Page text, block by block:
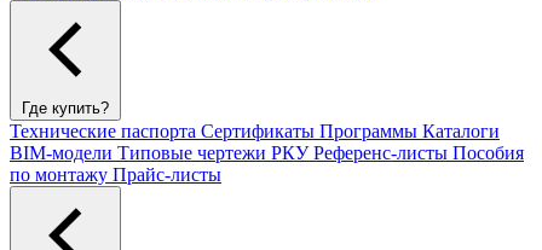
Где купить?
Технические паспорта Сертификаты Программы Каталоги
BIM-модели Типовые чертежи РКУРеференс-листы Пособия
по монтажу Прайс-листы